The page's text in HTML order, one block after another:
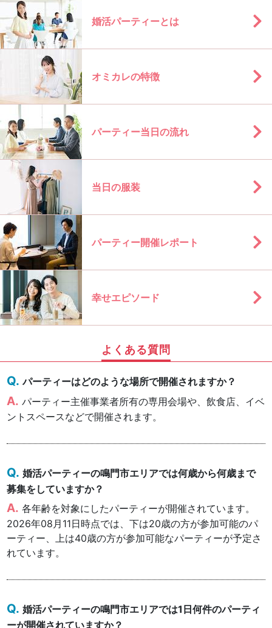
婚活パーティーとは
オミカレの特徴
パーティー当日の流れ
当日の服装
パーティー開催レポート
幸せエピソード
よくある質問
パーティーはどのような場所で開催されますか？
パーティー主催事業者所有の専用会場や、飲食店、イベ
ントスペースなどで開催されます。
婚活パーティーの鳴門市エリアでは何歳から何歳まで
募集をしていますか？
各年齢を対象にしたパーティーが開催されています。
2026年08月11日時点では、下は20歳の方が参加可能のパ
ーティー、上は40歳の方が参加可能なパーティーが予定さ
れています。
婚活パーティーの鳴門市エリアでは1日何件のパーティ
ーが開催されていますか？